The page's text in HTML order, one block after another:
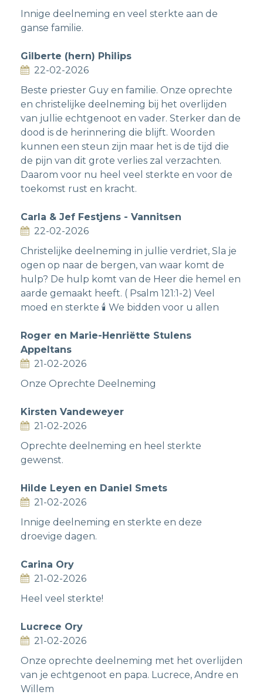
Innige deelneming en veel sterkte aan de
ganse familie.
Gilberte (hern) Philips
22-02-2026
Beste priester Guy en familie. Onze oprechte
en christelijke deelneming bij het overlijden
van jullie echtgenoot en vader. Sterker dan de
dood is de herinnering die blijft. Woorden
kunnen een steun zijn maar het is de tijd die
de pijn van dit grote verlies zal verzachten.
Daarom voor nu heel veel sterkte en voor de
toekomst rust en kracht.
Carla & Jef Festjens - Vannitsen
22-02-2026
Christelijke deelneming in jullie verdriet, Sla je
ogen op naar de bergen, van waar komt de
hulp? De hulp komt van de Heer die hemel en
aarde gemaakt heeft. ( Psalm 121:1-2) Veel
moed en sterkte 🕯️ We bidden voor u allen
Roger en Marie-Henriëtte Stulens
Appeltans
21-02-2026
Onze Oprechte Deelneming
Kirsten Vandeweyer
21-02-2026
Oprechte deelneming en heel sterkte
gewenst.
Hilde Leyen en Daniel Smets
21-02-2026
Innige deelneming en sterkte en deze
droevige dagen.
Carina Ory
21-02-2026
Heel veel sterkte!
Lucrece Ory
21-02-2026
Onze oprechte deelneming met het overlijden
van je echtgenoot en papa. Lucrece, Andre en
Willem